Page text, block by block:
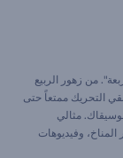
من زهور الربيع
التحريك ممتعاً حتى
مثالي
وفيديوهات